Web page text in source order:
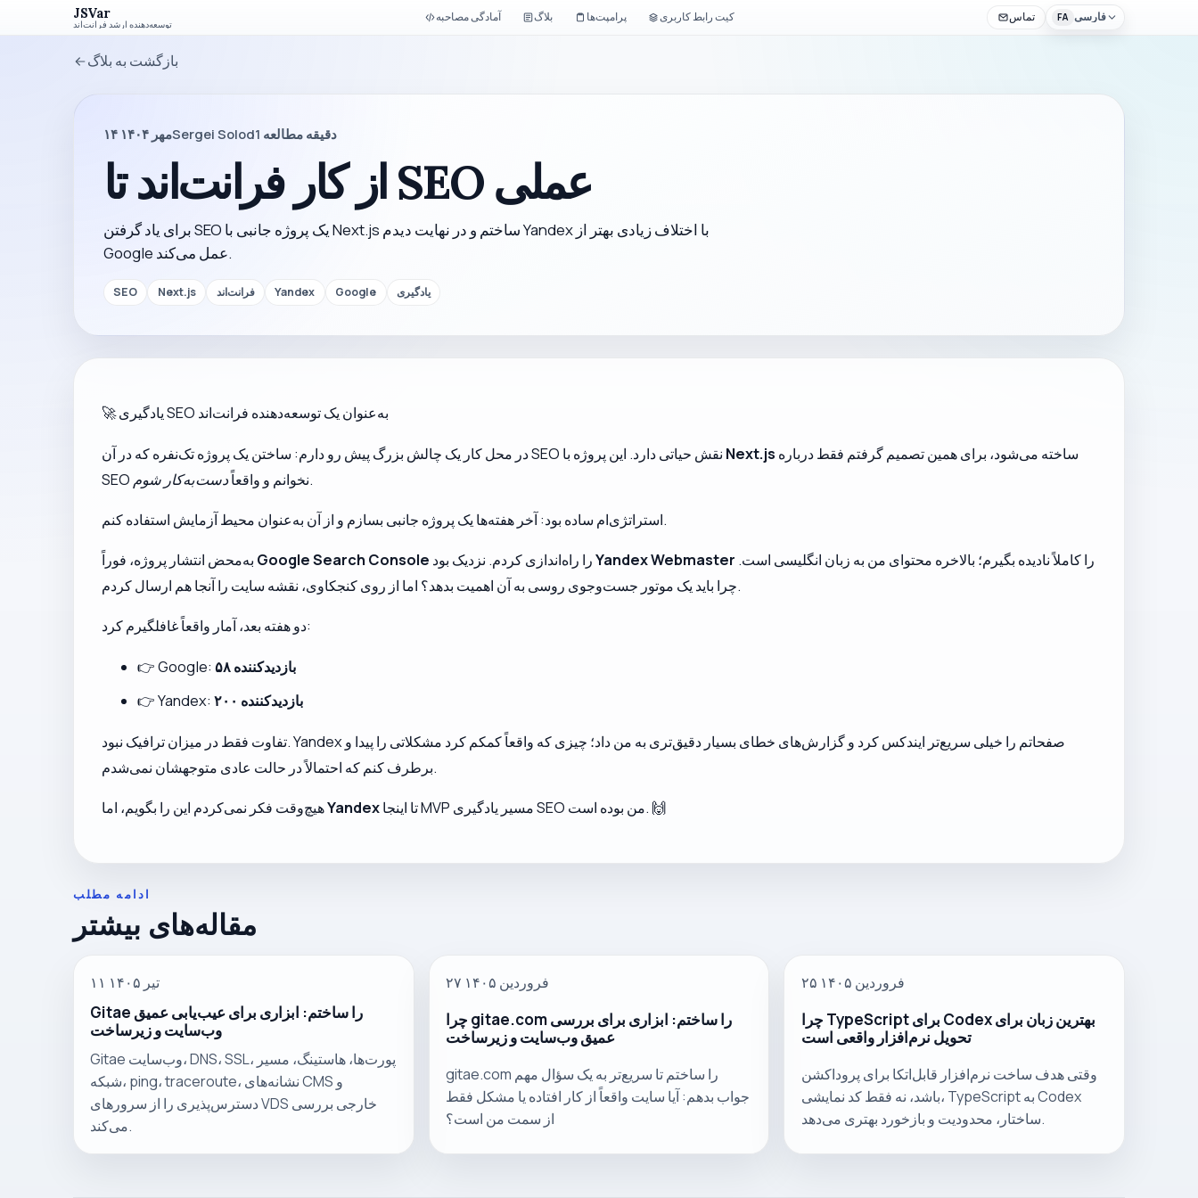
JSVar
توسعه‌دهنده ارشد فرانت‌اند آمادگی مصاحبه بلاگ پرامپت‌ها کیت رابط کاربری تماس FA فارسی
بازگشت به بلاگ
۱۴ مهر ۱۴۰۴Sergei Solod1 دقیقه مطالعه
از کار فرانت‌اند تا SEO عملی
برای یاد گرفتن SEO یک پروژه جانبی با Next.js ساختم و در نهایت دیدم Yandex با اختلاف زیادی بهتر از
Google عمل می‌کند.
SEO Next.js فرانت‌اند Yandex Google یادگیری
🚀 یادگیری SEO به‌عنوان یک توسعه‌دهنده فرانت‌اند
Next.js
SEO نخوانم و واقعاًدست‌به‌کار شوم .
استراتژی‌ام ساده بود: آخر هفته‌ها یک پروژه جانبی بسازم و از آن به‌عنوان محیط آزمایش استفاده کنم.
Google Search Console را راه‌اندازی کردم. نزدیک بودYandex Webmaster
چرا باید یک موتور جست‌وجوی روسی به آن اهمیت بدهد؟ اما از روی کنجکاوی، نقشه سایت را آنجا هم ارسال کردم.
دو هفته بعد، آمار واقعاً غافلگیرم کرد:
👉 Google:
۵۸ بازدیدکننده
👉 Yandex:
۲۰۰ بازدیدکننده
تفاوت فقط در میزان ترافیک نبود. Yandex صفحاتم را خیلی سریع‌تر ایندکس کرد و گزارش‌های خطای بسیار دقیق‌تری به من داد؛ چیزی که واقعاً کمکم کرد مشکلاتی را پیدا و
برطرف کنم که احتمالاً در حالت عادی متوجهشان نمی‌شدم.
هیچ‌وقت فکر نمی‌کردم این را بگویم، اماYandex تا اینجا MVP مسیر یادگیری SEO من بوده است. 🙌
ادامه مطلب
مقاله‌های بیشتر
۱۱ تیر ۱۴۰۵
Gitae را ساختم: ابزاری برای عیب‌یابی عمیق
وب‌سایت و زیرساخت
Gitae وب‌سایت، DNS، SSL، پورت‌ها، هاستینگ، مسیر
شبکه، ping، traceroute، نشانه‌های CMS و
دسترس‌پذیری را از سرورهای VDS خارجی بررسی
می‌کند.
۲۷ فروردین ۱۴۰۵
چرا gitae.com را ساختم: ابزاری برای بررسی
عمیق وب‌سایت و زیرساخت
gitae.com را ساختم تا سریع‌تر به یک سؤال مهم
جواب بدهم: آیا سایت واقعاً از کار افتاده یا مشکل فقط
از سمت من است؟
۲۵ فروردین ۱۴۰۵
چرا TypeScript برای Codex بهترین زبان برای
تحویل نرم‌افزار واقعی است
وقتی هدف ساخت نرم‌افزار قابل‌اتکا برای پروداکشن
باشد، نه فقط کد نمایشی، TypeScript به Codex
ساختار، محدودیت و بازخورد بهتری می‌دهد.